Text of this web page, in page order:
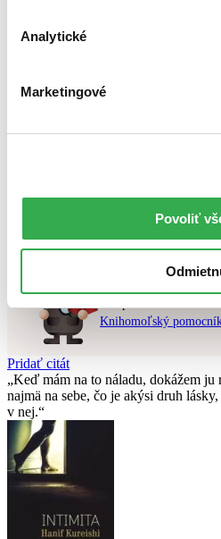
Analytické
Marketingové
Povoliť
Bestsellery
Top hodnotené
Najlacnejšie
Skúste prosím zmeniť vyhľadávaný
Knihomoľský
Pridať citát
Keď mám na to náladu, dokážem ju
najmä na sebe, čo je akýsi druh
v nej.